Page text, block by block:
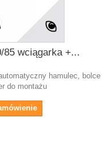
85 wciągarka +...
hamulec, bolce
do montażu